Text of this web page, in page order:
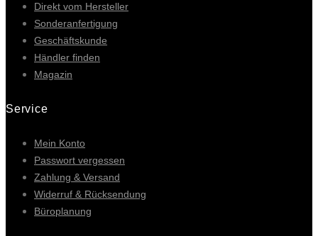
Direkt vom Hersteller
Sonderanfertigung
Geschäftskunde
Händler finden
Magazin
Service
Mein Konto
Passwort vergessen
Zahlung & Versand
Widerruf & Rücksendung
Büroplanung